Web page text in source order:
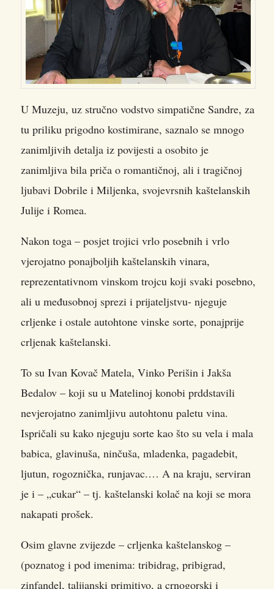
U Muzeju, uz stručno vodstvo simpatične Sandre, za
tu priliku prigodno kostimirane, saznalo se mnogo
zanimljivih detalja iz povijesti a osobito je
zanimljiva bila priča o romantičnoj, ali i tragičnoj
ljubavi Dobrile i Miljenka, svojevrsnih kaštelanskih
Julije i Romea.
Nakon toga – posjet trojici vrlo posebnih i vrlo
vjerojatno ponajboljih kaštelanskih vinara,
reprezentativnom vinskom trojcu koji svaki posebno,
ali u međusobnoj sprezi i prijateljstvu- njeguje
crljenke i ostale autohtone vinske sorte, ponajprije
crljenak kaštelanski.
To su Ivan Kovač Matela, Vinko Perišin i Jakša
Bedalov – koji su u Matelinoj konobi prddstavili
nevjerojatno zanimljivu autohtonu paletu vina.
Ispričali su kako njeguju sorte kao što su vela i mala
babica, glavinuša, ninčuša, mladenka, pagadebit,
ljutun, rogoznička, runjavac.… A na kraju, serviran
je i – „cukar“ – tj. kaštelanski kolač na koji se mora
nakapati prošek.
Osim glavne zvijezde – crljenka kaštelanskog –
(poznatog i pod imenima: tribidrag, pribigrad,
zinfandel, talijanski primitivo, a crnogorski i